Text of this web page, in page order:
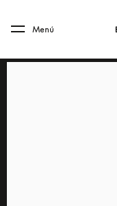
Skip to main
Menú